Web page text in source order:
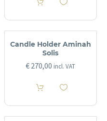
Candle Holder Aminah
Solis
€ 270,00 incl. VAT